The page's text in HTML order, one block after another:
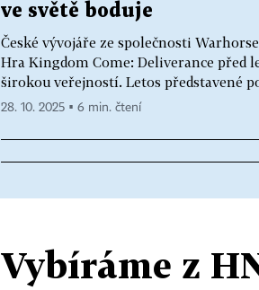
ve světě boduje
České vývojáře ze společnosti
Hra Kingdom Come: Deliverance před
širokou veřejností. Letos představené
28. 10. 2025 ▪ 6 min. čtení
Vybíráme z